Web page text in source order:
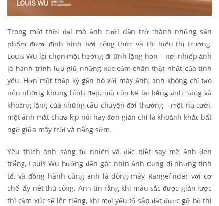
Trong một thời đại mà ảnh cưới dần trở thành những sản
phẩm được định hình bởi công thức và thị hiếu thị trường,
Louis Wu lại chọn một hướng đi tĩnh lặng hơn – nơi nhiếp ảnh
là hành trình lưu giữ những xúc cảm chân thật nhất của tình
yêu. Hơn một thập kỷ gắn bó với máy ảnh, anh không chỉ tạo
nên những khung hình đẹp, mà còn kể lại bằng ánh sáng và
khoảng lặng của những câu chuyện đời thường – một nụ cười,
một ánh mắt chưa kịp nói hay đơn giản chỉ là khoảnh khắc bất
ngờ giữa mây trời và nắng sớm.
Yêu thích ánh sáng tự nhiên và đặc biệt say mê ảnh đen
trắng, Louis Wu hướng đến góc nhìn ảnh dung dị nhưng tinh
tế, và đồng hành cùng anh là dòng máy Rangefinder với cơ
chế lấy nét thủ công. Anh tin rằng khi màu sắc được giản lược
thì cảm xúc sẽ lên tiếng, khi mọi yếu tố sắp đặt được gỡ bỏ thì